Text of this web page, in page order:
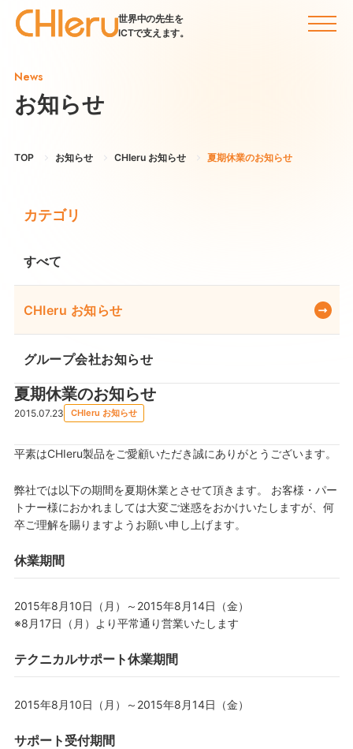
世界中の先生を
ICTで支えます。
News
お知らせ
TOP お知らせ CHIeru お知らせ 夏期休業のお知らせ
カテゴリ
すべて
CHIeru お知らせ
グループ会社お知らせ
夏期休業のお知らせ
2015.07.23 CHIeru お知らせ
平素はCHIeru製品をご愛顧いただき誠にありがとうございます。
弊社では以下の期間を夏期休業とさせて頂きます。 お客様・パー
トナー様におかれましては大変ご迷惑をおかけいたしますが、何
卒ご理解を賜りますようお願い申し上げます。
休業期間
2015年8月10日（月）～2015年8月14日（金）
※8月17日（月）より平常通り営業いたします
テクニカルサポート休業期間
2015年8月10日（月）～2015年8月14日（金）
サポート受付期間